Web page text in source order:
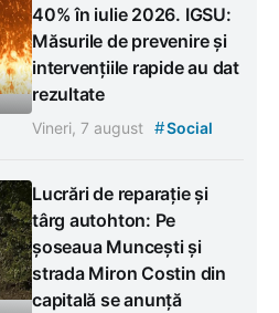
40% în iulie 2026. IGSU:
Măsurile de prevenire și
intervențiile rapide au dat
rezultate
Vineri, 7 august #Social
Lucrări de reparație și
târg autohton: Pe
șoseaua Muncești și
strada Miron Costin din
capitală se anunță